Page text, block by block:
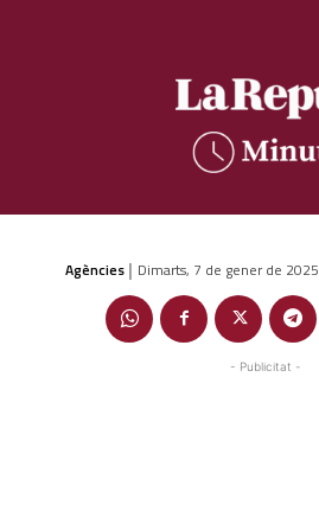
Agències | Dimarts, 7 de gener de 2025
- Publicitat -